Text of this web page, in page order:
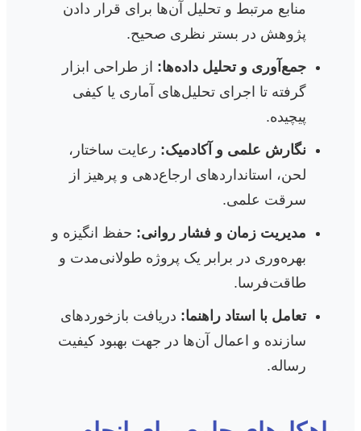
منابع مرتبط و تحلیل آن‌ها برای قرار دادن
پژوهش در بستر نظری صحیح.
جمع‌آوری و تحلیل داده‌ها: از طراحی ابزار
گرفته تا اجرای تحلیل‌های آماری یا کیفی
پیچیده.
نگارش علمی و آکادمیک: رعایت ساختار،
لحن، استانداردهای ارجاع‌دهی و پرهیز از
سرقت علمی.
مدیریت زمان و فشار روانی: حفظ انگیزه و
بهره‌وری در برابر یک پروژه طولانی‌مدت و
طاقت‌فرسا.
تعامل با استاد راهنما: دریافت بازخوردهای
سازنده و اعمال آن‌ها در جهت بهبود کیفیت
رساله.